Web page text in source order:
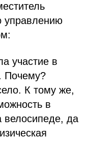
управлению
участие в
Почему?
К тому же,
в
велосипеде, да